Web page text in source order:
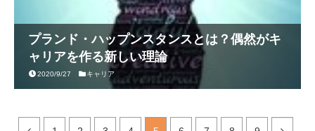
プランド・ハップンスタンスとは？偶然がキ
ャリアを作る新しい理論
2020/9/27 キャリア